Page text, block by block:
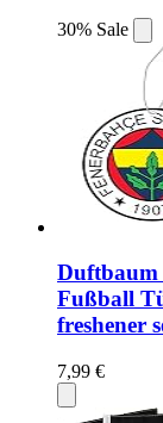
30% Sale
Duftbaum
Fußball
freshener
7,99 €